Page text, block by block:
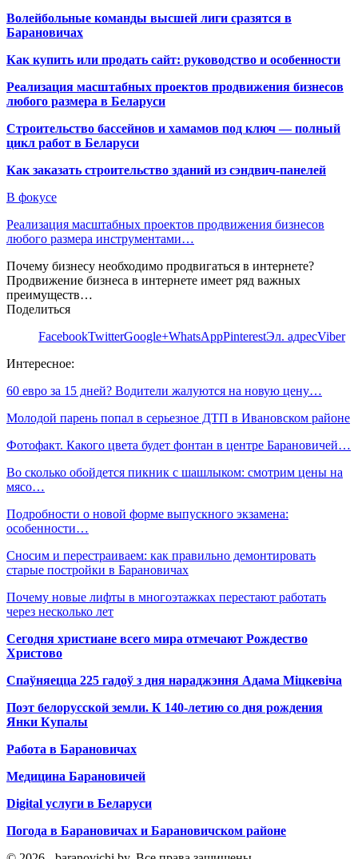
Волейбольные команды высшей лиги сразятся в
Барановичах
Как купить или продать сайт: руководство и особенности
Реализация масштабных проектов продвижения бизнесов
любого размера в Беларуси
Строительство бассейнов и хамамов под ключ — полный
цикл работ в Беларуси
Как заказать строительство зданий из сэндвич-панелей
В фокусе
Реализация масштабных проектов продвижения бизнесов
любого размера инструментами…
Почему бизнесу необходимо продвигаться в интернете?
Продвижение бизнеса в интернете имеет ряд важных
преимуществ…
Поделиться
FacebookTwitterGoogle+WhatsAppPinterestЭл. адресViber
Интересное:
60 евро за 15 дней? Водители жалуются на новую цену…
Молодой парень попал в серьезное ДТП в Ивановском районе
Фотофакт. Какого цвета будет фонтан в центре Барановичей…
Во сколько обойдется пикник с шашлыком: смотрим цены на
мясо…
Подробности о новой форме выпускного экзамена:
особенности…
Сносим и перестраиваем: как правильно демонтировать
старые постройки в Барановичах
Почему новые лифты в многоэтажках перестают работать
через несколько лет
Сегодня христиане всего мира отмечают Рождество
Христово
Спаўняецца 225 гадоў з дня нараджэння Адама Міцкевіча
Поэт белорусской земли. К 140-летию со дня рождения
Янки Купалы
Работа в Барановичах
Медицина Барановичей
Digital услуги в Беларуси
Погода в Барановичах и Барановичском районе